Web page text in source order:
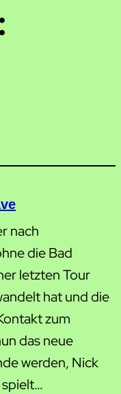
nach
die Bad
letzten Tour
hat und die
zum
das neue
werden, Nick